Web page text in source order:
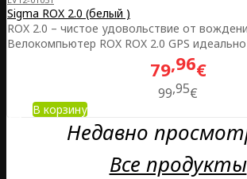
Sigma ROX 2.0 (белый )
ROX 2.0 – чистое удовольствие от
Велокомпьютер ROX ROX 2.0 GPS
79 96€
99 95€
В корзину
Недавно
Все продукты